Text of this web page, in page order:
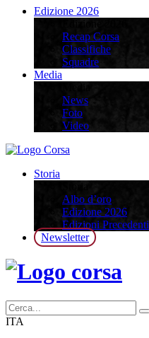
Edizione 2026
Recap Corsa
Classifiche
Squadre
Media
News
Foto
Video
Storia
Albo d’oro
Edizione 2026
Edizioni Precedenti
Newsletter
ITA